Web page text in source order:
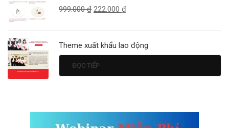
999.000₫ 222.000 ₫
Theme xuất khẩu lao động
ĐỌC TIẾP